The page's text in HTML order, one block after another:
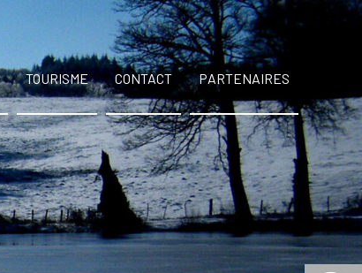
TOURISME CONTACT PARTENAIRES